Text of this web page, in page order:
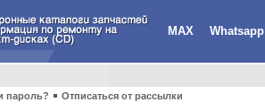
MAX Whatsapp
пароль? Отписаться от рассылки